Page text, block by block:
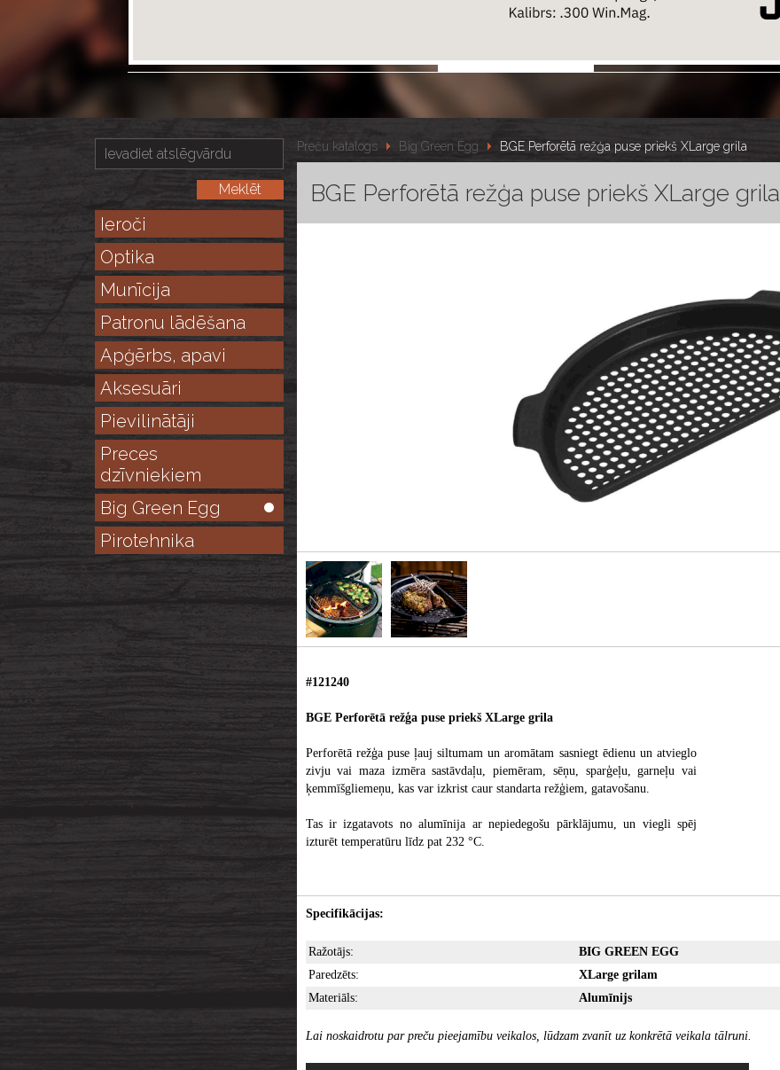
Ieroči
Optika
Munīcija
Patronu lādēšana
Apģērbs, apavi
Aksesuāri
Pievilinātāji
Preces
dzīvniekiem
Big Green Egg
Pirotehnika
Preču katalogs Big Green Egg BGE Perforētā režģa puse priekš XLarge grila
BGE Perforētā režģa puse priekš XLarge grila
#121240
BGE Perforētā režģa puse priekš XLarge grila
Perforētā režģa puse ļauj siltumam un aromātam sasniegt ēdienu un atvieglo
zivju vai maza izmēra sastāvdaļu, piemēram, sēņu, sparģeļu, garneļu vai
ķemmīšgliemeņu, kas var izkrist caur standarta režģiem, gatavošanu.
Tas ir izgatavots no alumīnija ar nepiedegošu pārklājumu, un viegli spēj
izturēt temperatūru līdz pat 232 °C.
Specifikācijas:
Ražotājs:
BIG GREEN EGG
Paredzēts:
XLarge grilam
Materiāls:
Alumīnijs
Lai noskaidrotu par preču pieejamību veikalos, lūdzam zvanīt uz konkrētā veikala tālruni.